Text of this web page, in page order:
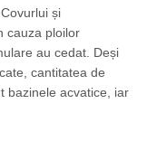
și
cauza ploilor
au cedat. Deși
cantitatea de
bazinele acvatice, iar